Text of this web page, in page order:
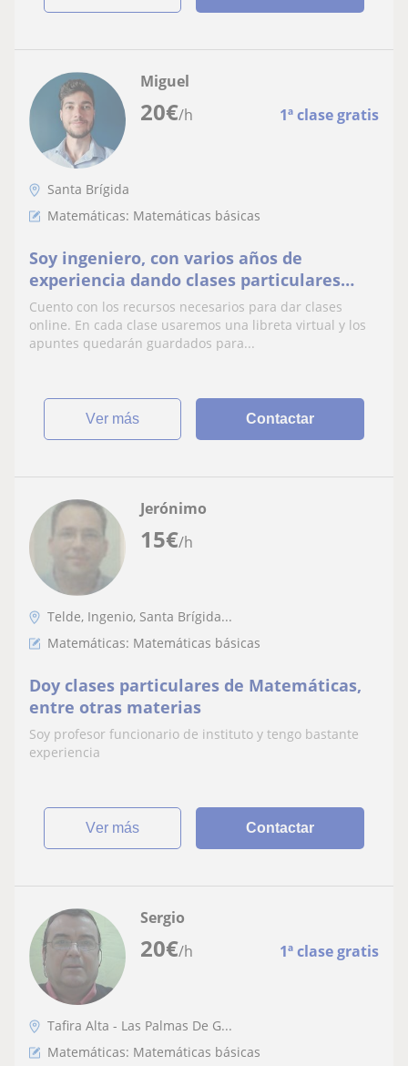
20€/h 1ª clase gratis
Miguel
Santa Brígida
Matemáticas: Matemáticas básicas
Soy ingeniero, con varios años de
experiencia dando clases particulares
presenciales y online. Me gusta adaptar
las clases a las necesidades de cada
persona para que pueda aprender de una
Cuento con los recursos necesarios para dar clases
online. En cada clase usaremos una libreta virtual y los
apuntes quedarán guardados para...
ver más Contactar
15€/h
Jerónimo
Telde, Ingenio, Santa Brígida...
Matemáticas: Matemáticas básicas
Doy clases particulares de Matemáticas,
entre otras materias
Soy profesor funcionario de instituto y tengo bastante
experiencia
ver más Contactar
20€/h 1ª clase gratis
Sergio
Tafira Alta - Las Palmas De G...
Matemáticas: Matemáticas básicas